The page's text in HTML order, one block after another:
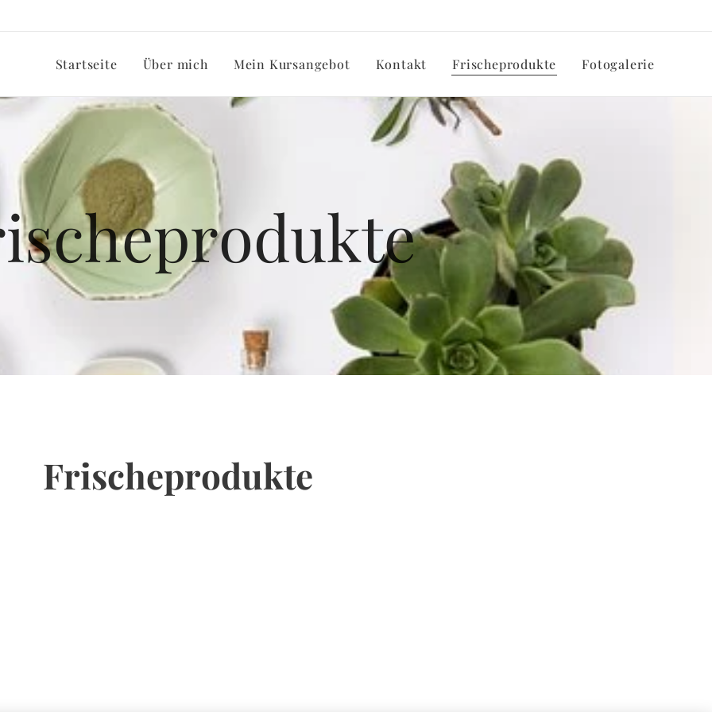
Startseite Über mich Mein Kursangebot Kontakt Frischeprodukte Fotogalerie
Frischeprodukte